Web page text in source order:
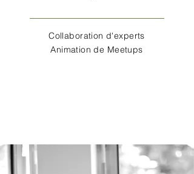
Collaboration d'experts
Animation de Meetups